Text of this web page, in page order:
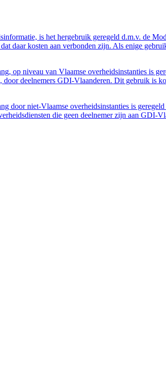
is het hergebruik geregeld d.m.v. de
daar kosten aan verbonden zijn. Als enige
op niveau van Vlaamse overheidsinstanties is
deelnemers GDI-Vlaanderen. Dit gebruik is
door niet-Vlaamse overheidsinstanties is
die geen deelnemer zijn aan GDI-